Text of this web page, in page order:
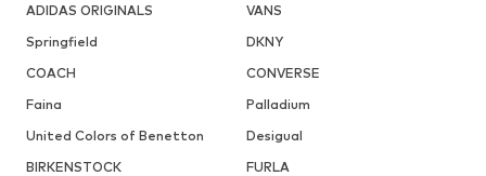
ADIDAS ORIGINALS
VANS
Springfield
DKNY
COACH
CONVERSE
Faina
Palladium
United Colors of Benetton
Desigual
BIRKENSTOCK
FURLA